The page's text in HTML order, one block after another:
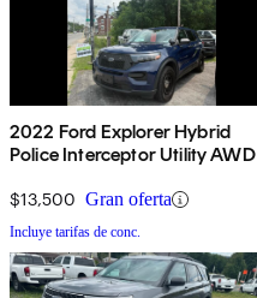
2022 Ford Explorer Hybrid
Police Interceptor Utility AWD
$13,500 Gran oferta
Incluye tarifas de conc.